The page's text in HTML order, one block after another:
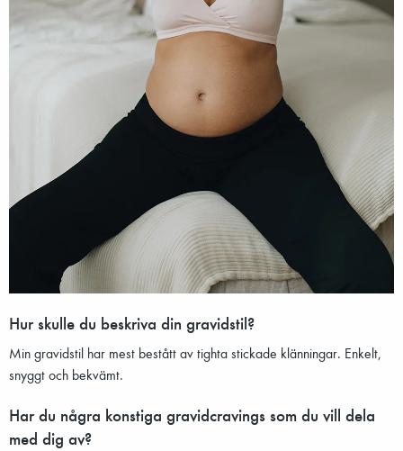
Hur skulle du beskriva din gravidstil?
Min gravidstil har mest bestått av tighta stickade klänningar. Enkelt,
snyggt och bekvämt.
Har du några konstiga gravidcravings som du vill dela
med dig av?